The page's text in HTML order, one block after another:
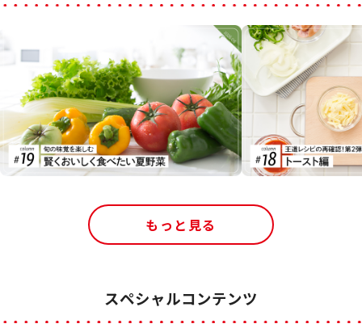
もっと見る
スペシャルコンテンツ